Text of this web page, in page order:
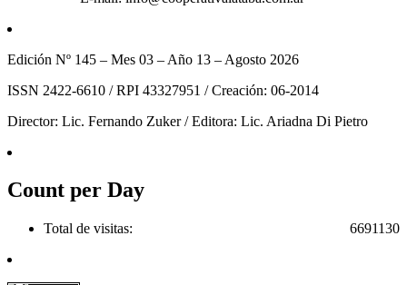
Edición Nº 145 – Mes 03 – Año 13 – Agosto 2026
ISSN 2422-6610 / RPI 43327951 / Creación: 06-2014
Director: Lic. Fernando Zuker / Editora: Lic. Ariadna Di Pietro
Count per Day
6691130
Total de visitas: